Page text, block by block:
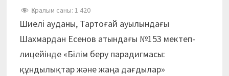
Қаралым саны: 1 420
Шиелі ауданы, Тартоғай ауылындағы
Шахмардан Есенов атындағы №153 мектеп-
лицейінде «Білім беру парадигмасы:
құндылықтар және жаңа дағдылар»